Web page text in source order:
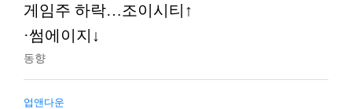
게임주 하락…조이시티↑
·썸에이지↓
동향
업앤다운